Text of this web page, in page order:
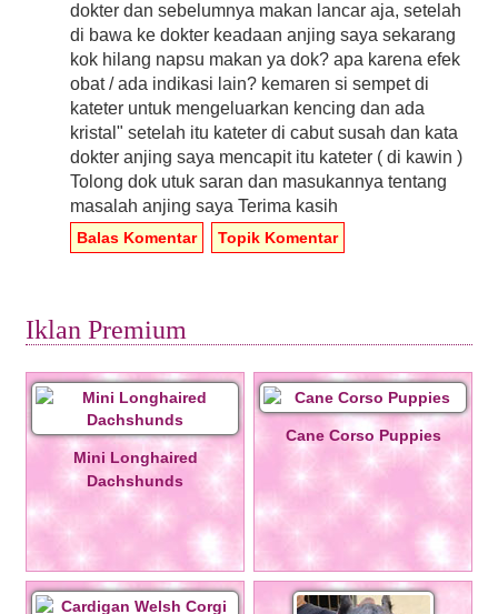
dokter dan sebelumnya makan lancar aja, setelah
di bawa ke dokter keadaan anjing saya sekarang
kok hilang napsu makan ya dok? apa karena efek
obat / ada indikasi lain? kemaren si sempet di
kateter untuk mengeluarkan kencing dan ada
kristal" setelah itu kateter di cabut susah dan kata
dokter anjing saya mencapit itu kateter ( di kawin )
Tolong dok utuk saran dan masukannya tentang
masalah anjing saya Terima kasih
Balas Komentar Topik Komentar
Iklan Premium
Mini Longhaired
Dachshunds
Cane Corso Puppies